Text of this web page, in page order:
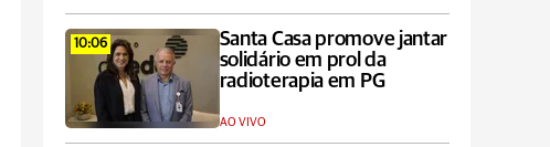
10:06
Santa Casa promove jantar
solidário em prol da
radioterapia em PG
AO VIVO